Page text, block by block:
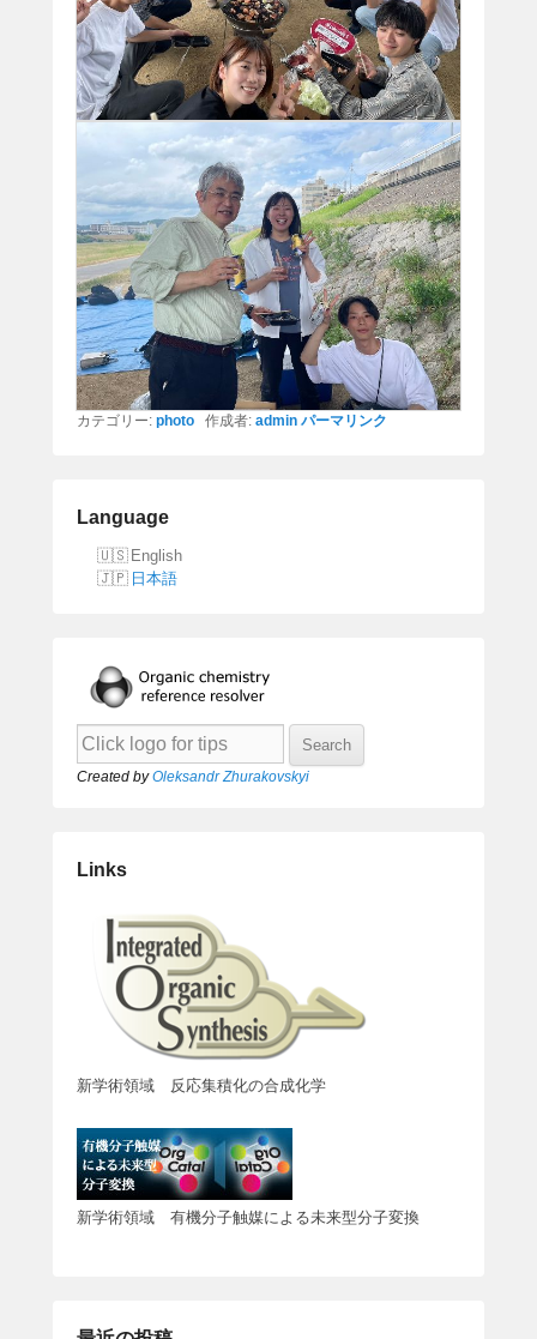
カテゴリー: photo 作成者: admin パーマリンク
Language
English
日本語
Created byOleksandr Zhurakovskyi
Links
新学術領域 反応集積化の合成化学
新学術領域 有機分子触媒による未来型分子変換